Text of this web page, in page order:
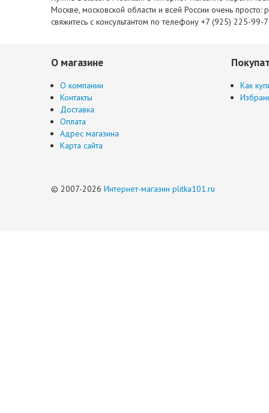
Москве, московской области и всей России очень
свяжитесь с консультантом по телефону +7 (925) 225-99-
О магазине
О компании
Контакты
Доставка
Оплата
Адрес магазина
Карта сайта
Как
© 2007-2026 Интернет-магазин plitka101.ru